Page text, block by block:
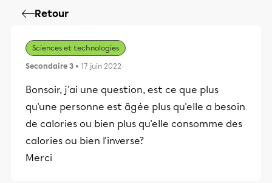
Retour
Sciences et technologies
Secondaire 3 • 17 juin 2022
Bonsoir, j'ai une question, est ce que plus
qu'une personne est âgée plus qu'elle a besoin
de calories ou bien plus qu'elle consomme des
calories ou bien l'inverse?
Merci